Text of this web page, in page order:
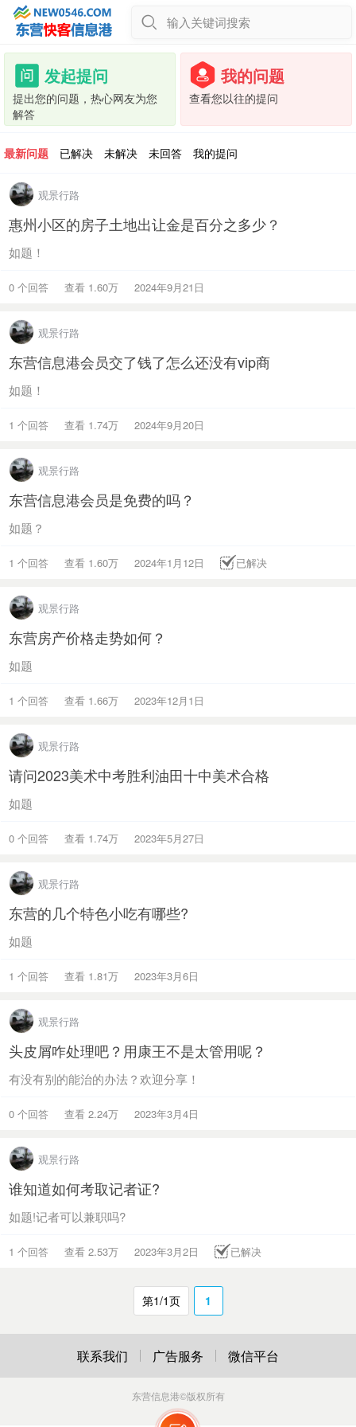
输入关键词搜索
发起提问
提出您的问题，热心网友为您
解答
我的问题
查看您以往的提问
最新问题 已解决 未解决 未回答 我的提问
观景行路
惠州小区的房子土地出让金是百分之多少？
如题！
0 个回答 查看 1.60万 2024年9月21日
观景行路
东营信息港会员交了钱了怎么还没有vip商
如题！
1 个回答 查看 1.74万 2024年9月20日
观景行路
东营信息港会员是免费的吗？
如题？
1 个回答 查看 1.60万 2024年1月12日 已解决
观景行路
东营房产价格走势如何？
如题
1 个回答 查看 1.66万 2023年12月1日
观景行路
请问2023美术中考胜利油田十中美术合格
如题
0 个回答 查看 1.74万 2023年5月27日
观景行路
东营的几个特色小吃有哪些?
如题
1 个回答 查看 1.81万 2023年3月6日
观景行路
头皮屑咋处理吧？用康王不是太管用呢？
有没有别的能治的办法？欢迎分享！
0 个回答 查看 2.24万 2023年3月4日
观景行路
谁知道如何考取记者证?
如题!记者可以兼职吗?
1 个回答 查看 2.53万 2023年3月2日 已解决
第1/1页 1
联系我们 广告服务 微信平台
东营信息港©版权所有